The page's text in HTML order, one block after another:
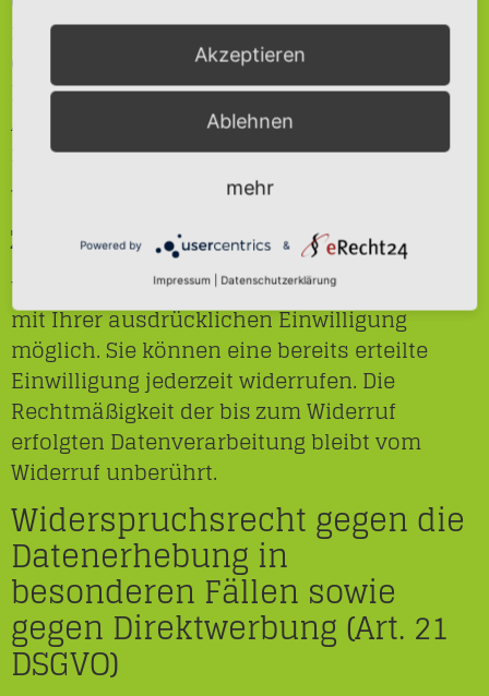
nach Art. 6 Abs. 1 lit. f DSGVO erfolgen. Über
die jeweils im Einzelfall einschlägigen
Rechtsgrundlagen wird in den folgenden
Absätzen dieser Datenschutzerklärung
informiert.
Widerruf Ihrer Einwilligung
zur Datenverarbeitung
Viele Datenverarbeitungsvorgänge sind nur
mit Ihrer ausdrücklichen Einwilligung
möglich. Sie können eine bereits erteilte
Einwilligung jederzeit widerrufen. Die
Rechtmäßigkeit der bis zum Widerruf
erfolgten Datenverarbeitung bleibt vom
Widerruf unberührt.
Widerspruchsrecht gegen die
Datenerhebung in
besonderen Fällen sowie
gegen Direktwerbung (Art. 21
DSGVO)
Akzeptieren
Ablehnen
mehr
Powered by &
Impressum Datenschutzerklärung